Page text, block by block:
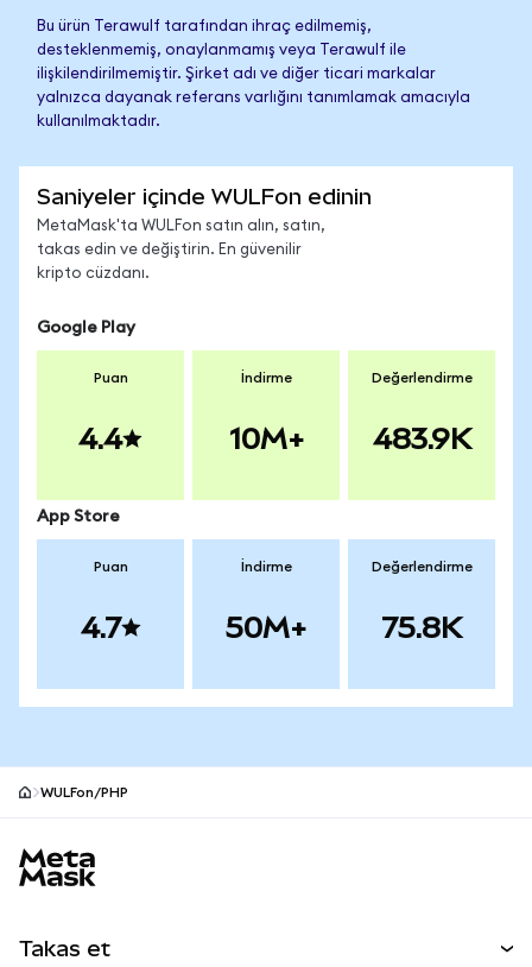
Bu ürün Terawulf tarafından ihraç edilmemiş,
desteklenmemiş, onaylanmamış veya Terawulf ile
ilişkilendirilmemiştir. Şirket adı ve diğer ticari markalar
yalnızca dayanak referans varlığını tanımlamak amacıyla
kullanılmaktadır.
Saniyeler içinde WULFon edinin
MetaMask'ta WULFon satın alın, satın,
takas edin ve değiştirin. En güvenilir
kripto cüzdanı.
Google Play
Puan
4.4
İndirme
10M+
Değerlendirme
483.9K
App Store
Puan
4.7
İndirme
50M+
Değerlendirme
75.8K
WULFon/PHP
Takas et